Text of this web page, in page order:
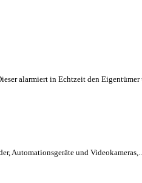
alarmiert in Echtzeit den
Automationsgeräte und